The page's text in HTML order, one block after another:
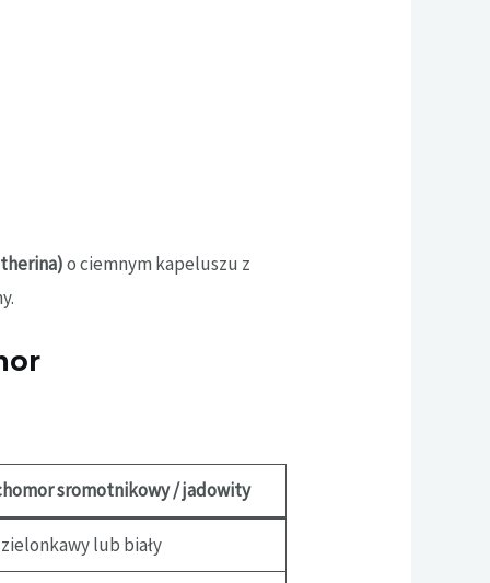
o ciemnym kapeluszu z
sromotnikowy / jadowity
zielonkawy lub biały